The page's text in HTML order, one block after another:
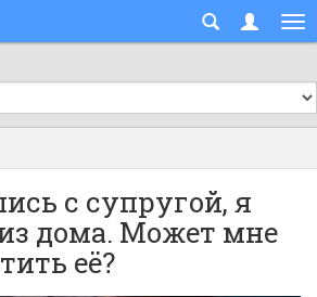
с супругой, я
дома. Может мне
её?